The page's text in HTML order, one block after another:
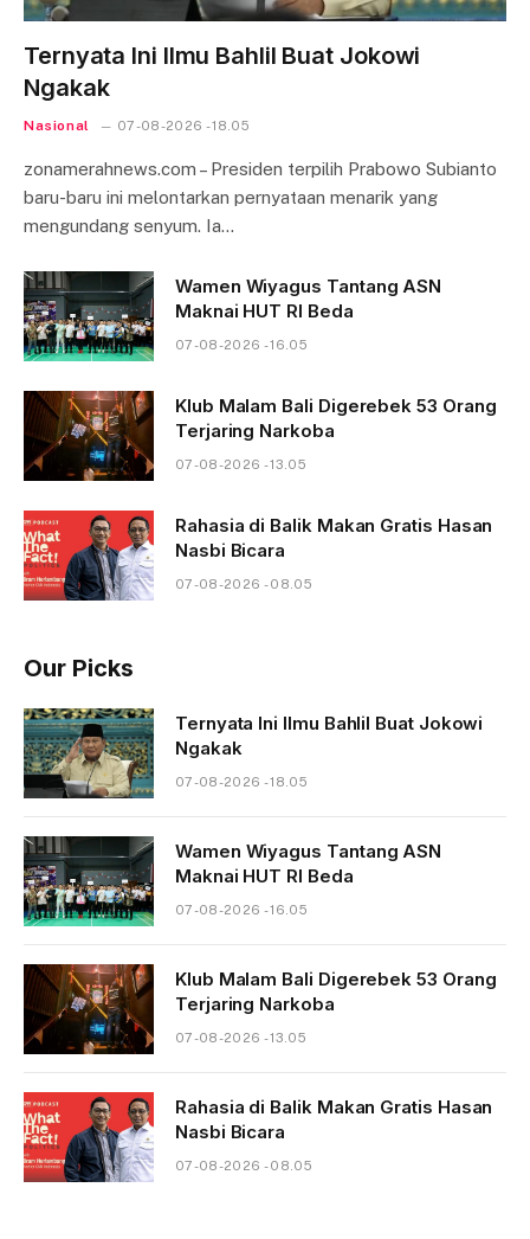
Ternyata Ini Ilmu Bahlil Buat Jokowi
Ngakak
Nasional 07-08-2026 - 18.05
zonamerahnews.com – Presiden terpilih Prabowo Subianto
baru-baru ini melontarkan pernyataan menarik yang
mengundang senyum. Ia…
Wamen Wiyagus Tantang ASN
Maknai HUT RI Beda
07-08-2026 - 16.05
Klub Malam Bali Digerebek 53 Orang
Terjaring Narkoba
07-08-2026 - 13.05
Rahasia di Balik Makan Gratis Hasan
Nasbi Bicara
07-08-2026 - 08.05
Our Picks
Ternyata Ini Ilmu Bahlil Buat Jokowi
Ngakak
07-08-2026 - 18.05
Wamen Wiyagus Tantang ASN
Maknai HUT RI Beda
07-08-2026 - 16.05
Klub Malam Bali Digerebek 53 Orang
Terjaring Narkoba
07-08-2026 - 13.05
Rahasia di Balik Makan Gratis Hasan
Nasbi Bicara
07-08-2026 - 08.05